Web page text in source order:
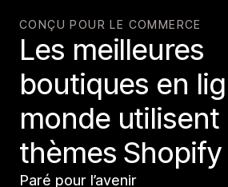
CONÇU POUR LE COMMERCE
Les meilleures
boutiques en
monde utilisent
thèmes Shopify
Paré pour l’avenir